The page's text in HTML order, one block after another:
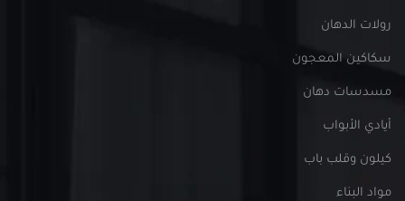
رولات الدهان
سكاكين المعجون
مسدسات دهان
أيادي الأبواب
كيلون وقلب باب
مواد البناء